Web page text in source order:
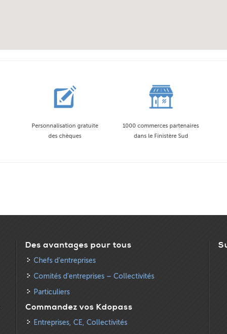
Personnalisation gratuite
des chèques
1000 commerces partenaires
dans le Finistère Sud
Des avantages pour tous
Chefs d’entreprises
Comités d’entreprises – Collectivités
Particuliers
Commandez vos Kdopass
Entreprises, CE, Collectivités